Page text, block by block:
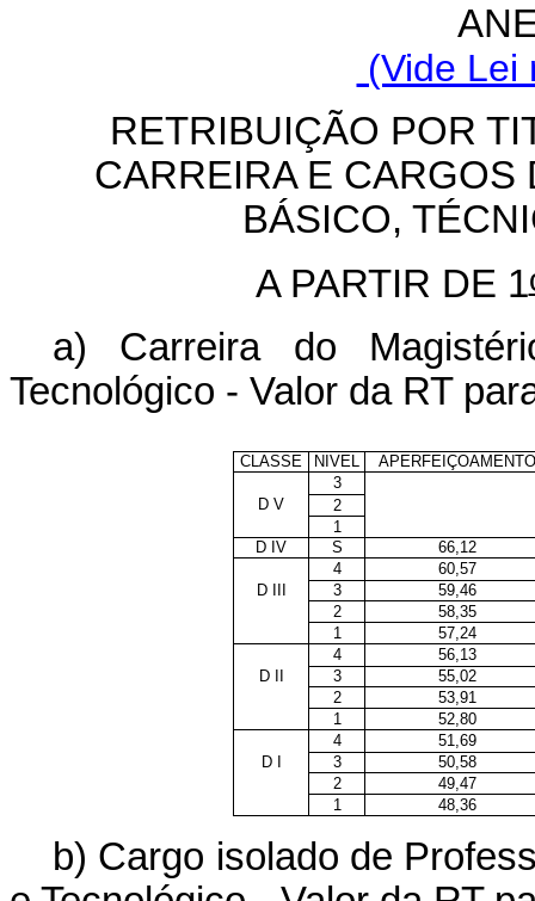
(Vide Lei
RETRIBUIÇÃO POR
CARREIRA E
BÁSICO,
A PARTIR DE 1
a) Carreira do
Tecnológico - Valor da RT
CLASSE NIVEL
APERFEIÇOAMENTO
3
D V
2
1
D IV
S
66,12
4
60,57
D III
3
59,46
2
58,35
1
57,24
4
56,13
D II
3
55,02
2
53,91
1
52,80
4
51,69
D I
3
50,58
2
49,47
1
48,36
b) Cargo isolado de